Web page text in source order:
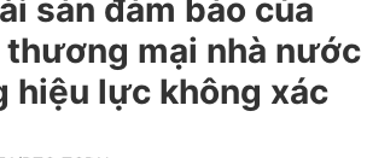
sản đảm bảo của
thương mại nhà nước
hiệu lực không xác